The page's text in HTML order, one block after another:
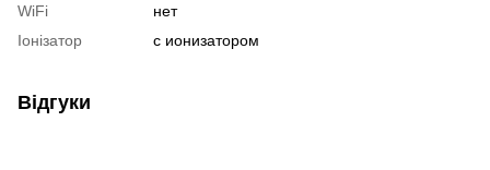
WiFi
нет
Іонізатор
с ионизатором
Відгуки